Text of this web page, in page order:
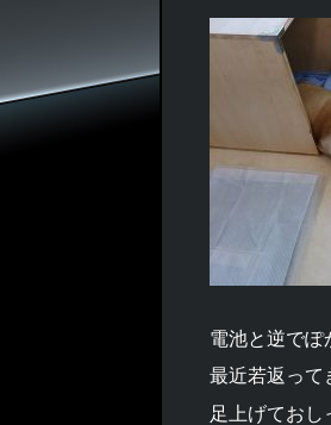
電池と逆でぽ
最近若返って
足上げておし